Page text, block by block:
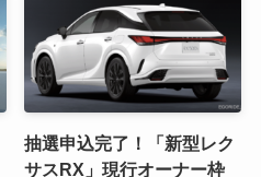
抽選申込完了！「新型レク
サスRX」現行オーナー枠